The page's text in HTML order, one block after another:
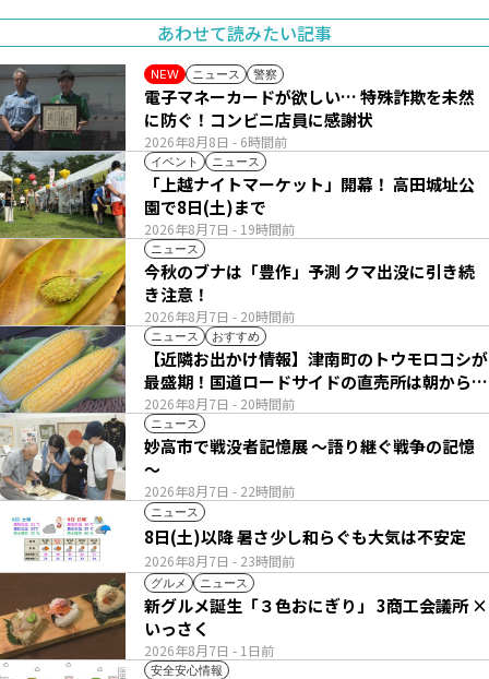
あわせて読みたい記事
NEW ニュース 警察
2026年8月8日 - 6時間前
電子マネーカードが欲しい… 特殊詐欺を未然
に防ぐ！コンビニ店員に感謝状
イベント ニュース
2026年8月7日 - 19時間前
「上越ナイトマーケット」開幕！ 高田城址公
園で8日(土)まで
ニュース
2026年8月7日 - 20時間前
今秋のブナは「豊作」予測 クマ出没に引き続
き注意！
ニュース おすすめ
2026年8月7日 - 20時間前
【近隣お出かけ情報】津南町のトウモロコシが
最盛期！国道ロードサイドの直売所は朝から長
い列
ニュース
2026年8月7日 - 22時間前
妙高市で戦没者記憶展 ～語り継ぐ戦争の記憶
～
ニュース
2026年8月7日 - 23時間前
8日(土)以降 暑さ少し和らぐも大気は不安定
グルメ ニュース
2026年8月7日 - 1日前
新グルメ誕生「３色おにぎり」 3商工会議所 ×
いっさく
安全安心情報